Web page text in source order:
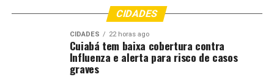
CIDADES
CIDADES 22 horas ago
Cuiabá tem baixa cobertura contra
Influenza e alerta para risco de casos
graves